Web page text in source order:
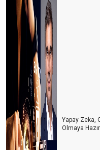
Yapay Zeka,
Olmaya